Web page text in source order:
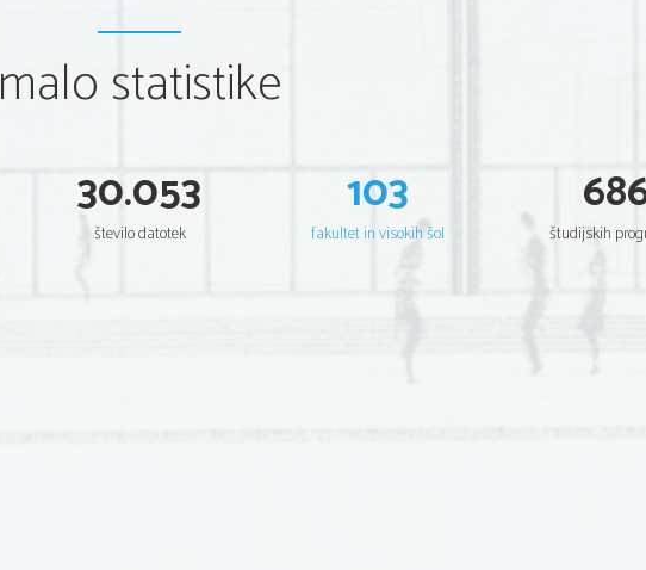
malo statistike
30.053
število datotek
103
fakultet in visokih šol študijskih